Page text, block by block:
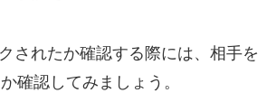
されたか確認する際には、相手を
確認してみましょう。